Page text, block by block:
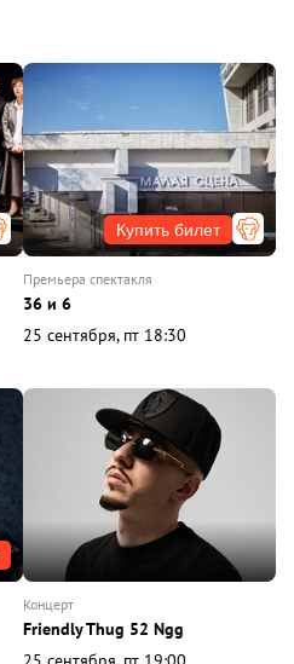
Купить билет
премьера спектакля
36 и 6
25 сентября, пт 18:30
концерт
Friendly Thug 52 Ngg